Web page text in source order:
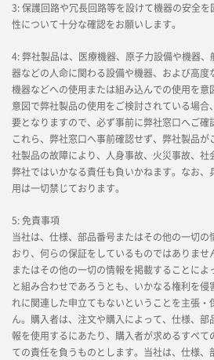
3: 保護回路や冗長回路等を設けて機器の安全
性について十分な確認をお願いします。
4: 弊社製品は、医療機器、原子力設備や機器
器などの人命に関わる設備や機器、および高度
機器などへの使用または組み込んでの使用を意
意図で弊社製品の使用をご検討されている場
要となりますので、必ず事前に弊社窓口へご確
これら、弊社窓口へ事前確認せず、弊社製品
社製品の故障により、人身事故、火災事故、社
弊社ではいかなる責任も負いかねます。なお
用は一切禁じております。
5: 免責事項
当社は、仕様、部品番号またはその他の一切
おり、何らの保証をしているものではありま
またはその他の一切の情報を掲載することによ
と組み合わせであろうとも、いかなる権利を
れに関連した申立てもないということを主張・
ん。購入者は、注文や購入によって、仕様、
報を使用するにあたり、購入者が求めるすべて
ての責任を負うものとします。当社は、仕様